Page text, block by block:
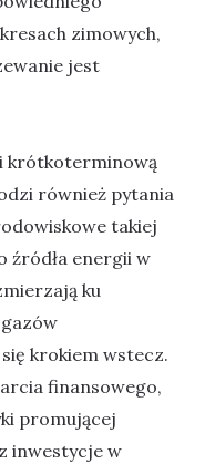
zimowych,
jest
krótkoterminową
również pytania
takiej
źródła energii w
ku
krokiem wstecz.
finansowego,
promującej
inwestycje w